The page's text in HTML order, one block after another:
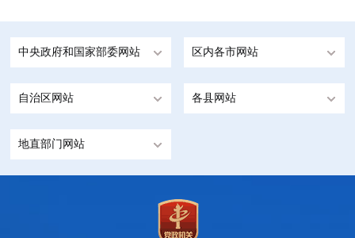
中央政府和国家部委网站 区内各市网站
自治区网站 各县网站
地直部门网站